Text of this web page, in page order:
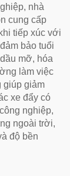
nhà
cung cấp
tiếp xúc với
bảo tuổi
mỡ, hóa
làm việc
giúp giảm
xe đẩy có
nghiệp,
ngoài trời,
độ bền